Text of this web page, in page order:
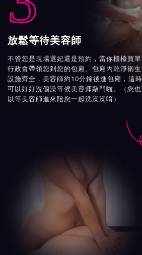
放鬆等待美容師
不管您是現場選妃還是預約，當你櫃檯買
行政會帶領您到您的包廂。包廂內乾淨衛生
設施齊全，美容師約10分鐘後進包廂，這
可以好好洗個澡等候美容师敲門啦。（您
以等美容師進來陪您一起洗澡澡唷）